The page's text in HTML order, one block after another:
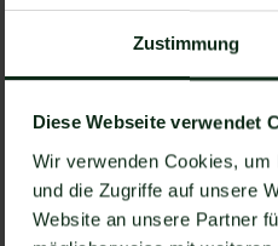
Zustimmung
Diese Webseite verwendet
Wir verwenden Cookies,
und die Zugriffe auf unsere
Website an unsere Partner